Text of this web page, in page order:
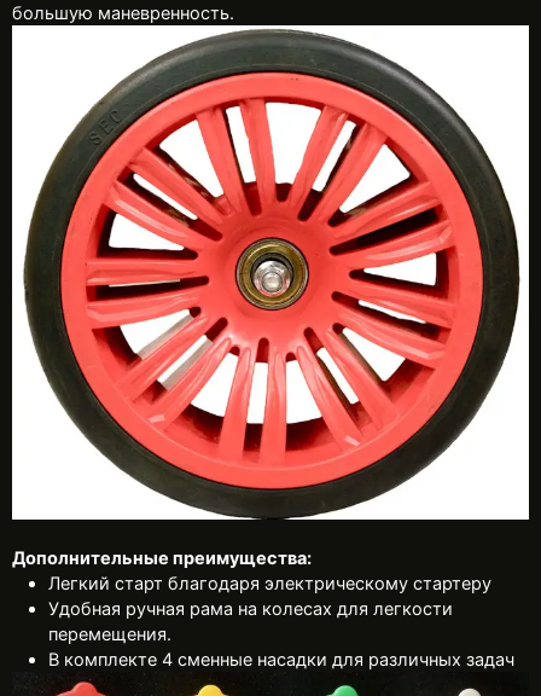
большую маневренность.
Дополнительные преимущества:
Легкий старт благодаря электрическому стартеру
Удобная ручная рама на колесах для легкости
перемещения.
В комплекте 4 сменные насадки для различных задач